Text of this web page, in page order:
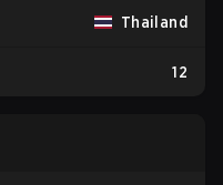
Thailand
12